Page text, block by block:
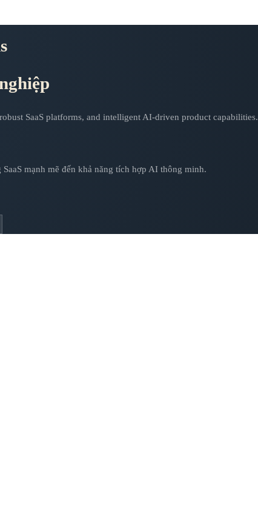
SaaS platforms, and intelligent AI-driven product capabilities.
mạnh mẽ đến khả năng tích hợp AI thông minh.